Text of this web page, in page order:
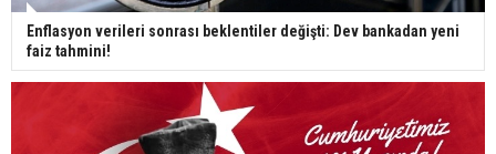
Enflasyon verileri sonrası beklentiler değişti: Dev bankadan yeni
faiz tahmini!